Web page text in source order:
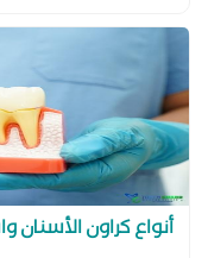
أنواع كراون الأسنان